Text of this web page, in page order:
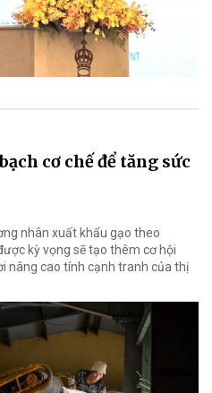
cơ chế để tăng sức
nhân xuất khẩu gạo theo
kỳ vọng sẽ tạo thêm cơ hội
nâng cao tính cạnh tranh của thị